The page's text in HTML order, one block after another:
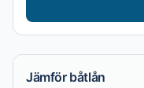
Jämför båtlån